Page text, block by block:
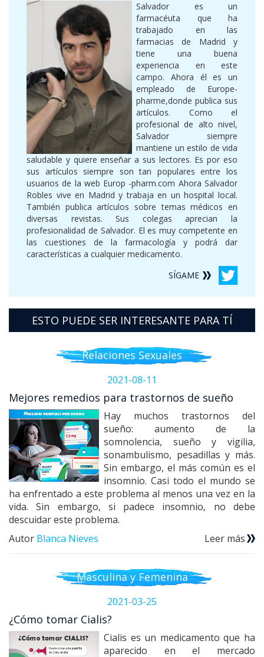
Salvador es un
farmacéuta que ha
trabajado en las
farmacias de Madrid y
tiene una buena
experiencia en este
campo. Ahora él es un
empleado de Europe-
pharme,donde publica sus
artículos. Como el
profesional de alto nivel,
Salvador siempre
mantiene un estilo de vida
saludable y quiere enseñar a sus lectores. Es por eso
sus artículos siempre son tan populares entre los
usuarios de la web Europ -pharm.com Ahora Salvador
Robles vive en Madrid y trabaja en un hospital local.
También publica artículos sobre temas médicos en
diversas revistas. Sus colegas aprecian la
profesionalidad de Salvador. El es muy competente en
las cuestiones de la farmacología y podrá dar
características a cualquier medicamento.
SÍGAME
ESTO PUEDE SER INTERESANTE PARA TÍ
Relaciones Sexuales
2021-08-11
Mejores remedios para trastornos de sueño
Hay muchos trastornos del
sueño: aumento de la
somnolencia, sueño y vigilia,
sonambulismo, pesadillas y más.
Sin embargo, el más común es el
insomnio. Casi todo el mundo se
ha enfrentado a este problema al menos una vez en la
vida. Sin embargo, si padece insomnio, no debe
descuidar este problema.
Autor Blanca Nieves Leer más
Masculina y Femenina
2021-03-25
¿Cómo tomar Cialis?
Cialis es un medicamento que ha
aparecido en el mercado